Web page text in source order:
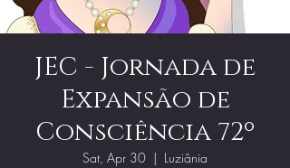
JEC - Jornada de
Expansão de
Consciência 72º
Sat, Apr 30
  |
Luziânia